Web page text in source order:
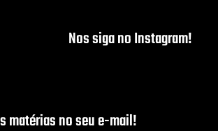
Nos siga no Instagram!
matérias no seu e-mail!